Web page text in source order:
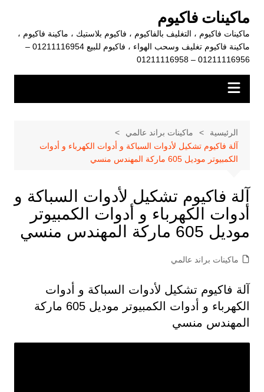
المحتوى
ماكينات فاكيوم
ماكينات فاكيوم ، التغليف بالفاكيوم ، فاكيوم بلاستيك ، ماكينة فاكيوم ،
ماكينة فاكيوم تغليف وسحب الهواء ، فاكيوم للبيع 01211116954 –
01211116956 – 01211116958
الرئيسية
ماكينات براند عالمي
آلة فاكيوم تشكيل لأدوات السباكة و أدوات الكهرباء و أدوات
الكمبيوتر موديل 605 ماركة المهندس منسي
آلة فاكيوم تشكيل لأدوات السباكة و
أدوات الكهرباء و أدوات الكمبيوتر
موديل 605 ماركة المهندس منسي
ماكينات براند عالمي
آلة فاكيوم تشكيل لأدوات السباكة و أدوات
الكهرباء و أدوات الكمبيوتر موديل 605 ماركة
المهندس منسي